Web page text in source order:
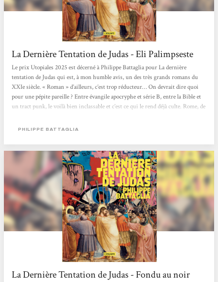
La Dernière Tentation de Judas - Eli Palimpseste
Le prix Utopiales 2025 est décerné à Philippe Battaglia pour La dernière
tentation de Judas qui est, à mon humble avis, un des très grands romans du
XXIe siècle. « Roman » d’ailleurs, c’est trop réducteur… On devrait dire quoi
pour une pépite pareille ? Entre évangile apocryphe et série B, entre la Bible et
un tract punk, le voilà bien inclassable et c’est ce qui le rend déjà culte. Rome, de
pour évangéliser le monde. 2000 ans qu’ils prêchent,...
PHILIPPE BATTAGLIA
La Dernière Tentation de Judas - Fondu au noir